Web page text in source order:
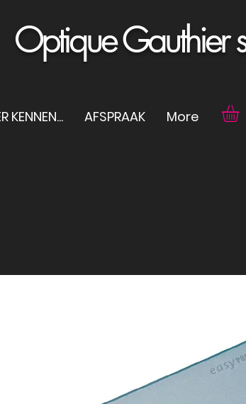
Optique Gauthier
KENNEN... AFSPRAAK More